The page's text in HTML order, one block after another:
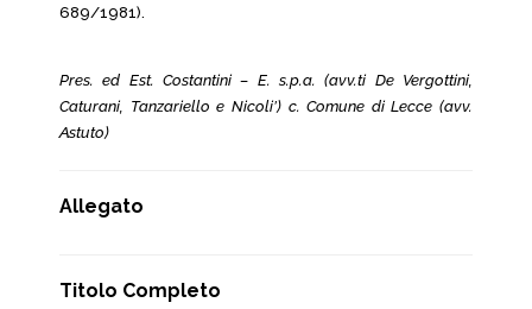
689/1981).
Pres. ed Est. Costantini – E. s.p.a. (avv.ti De Vergottini,
Caturani, Tanzariello e Nicoli’) c. Comune di Lecce (avv.
Astuto)
Allegato
Titolo Completo